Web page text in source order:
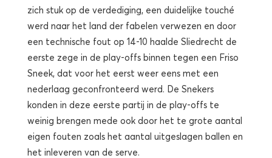
zich stuk op de verdediging, een duidelijke touché
werd naar het land der fabelen verwezen en door
een technische fout op 14-10 haalde Sliedrecht de
eerste zege in de play-offs binnen tegen een Friso
Sneek, dat voor het eerst weer eens met een
nederlaag geconfronteerd werd. De Snekers
konden in deze eerste partij in de play-offs te
weinig brengen mede ook door het te grote aantal
eigen fouten zoals het aantal uitgeslagen ballen en
het inleveren van de serve.